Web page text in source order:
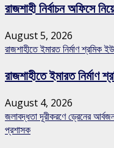
রাজশাহী নির্বাচন অফিসে
August 5, 2026
রাজশাহীতে ইমারত নির্মাণ শ্রমিক
রাজশাহীতে ইমারত নির্মাণ
August 4, 2026
জলাবদ্ধতা দূরীকরণে ড্রেনের
প্রশাসক